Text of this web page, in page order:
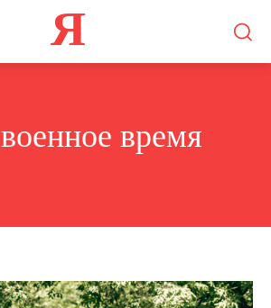
Я
военное время